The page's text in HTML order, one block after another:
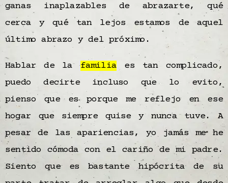
ganas inaplazables de abrazarte, qué
cerca y qué tan lejos estamos de aquel
último abrazo y del próximo.
Hablar de lafamilia es tan complicado,
puedo decirte incluso que lo evito,
pienso que es porque me reflejo en ese
hogar que siempre quise y nunca tuve. A
pesar de las apariencias, yo jamás me he
sentido cómoda con el cariño de mi padre.
Siento que es bastante hipócrita de su